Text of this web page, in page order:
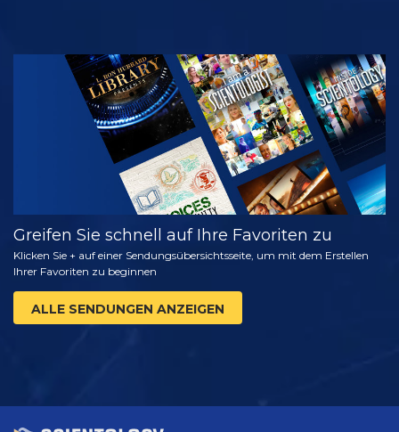
ANSEHEN
SERIE
ENTDECKEN
Greifen Sie schnell auf Ihre Favoriten zu
Klicken Sie + auf einer Sendungsübersichtsseite, um mit dem Erstellen
Ihrer Favoriten zu beginnen
ALLE SENDUNGEN ANZEIGEN